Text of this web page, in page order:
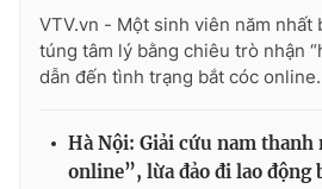
® Cấm sao chép dưới mọi hình thức
thuận bằng văn bản. Ghi rõ nguồn
thông tin từ website này.
VTV.vn - Một sinh viên năm nhất
túng tâm lý bằng chiêu trò nhận
dẫn đến tình trạng bắt cóc online.
Hà Nội: Giải cứu nam thanh
online”, lừa đảo đi lao động